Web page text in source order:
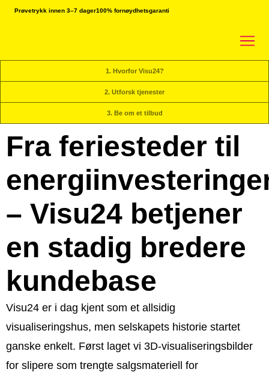
Prøvetrykk innen 3–7 dager100% fornøydhetsgaranti
1. Hvorfor Visu24?
2. Utforsk tjenester
3. Be om et tilbud
Fra feriesteder til
– Visu24 betjener
en stadig bredere
kundebase
Visu24 er i dag kjent som et allsidig
visualiseringshus, men selskapets historie startet
ganske enkelt. Først laget vi 3D-visualiseringsbilder
for slipere som trengte salgsmateriell for